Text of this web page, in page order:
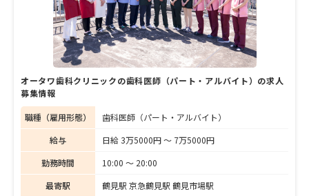
オータワ歯科クリニックの歯科医師（パート・アルバイト）の求人
募集情報
職種（雇用形態）
歯科医師（パート・アルバイト）
給与
日給 3万5000円 〜 7万5000円
勤務時間
10:00 〜 20:00
最寄駅
鶴見駅 京急鶴見駅 鶴見市場駅